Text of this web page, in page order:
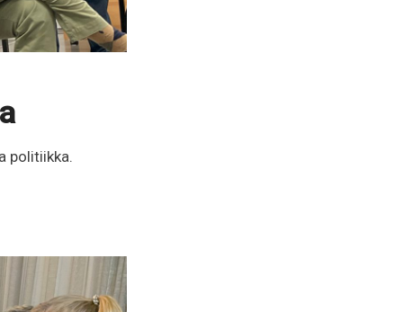
politiikka.